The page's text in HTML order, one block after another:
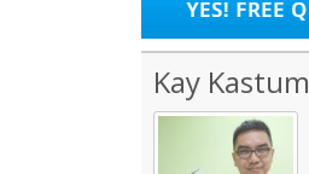
Kay Kastum